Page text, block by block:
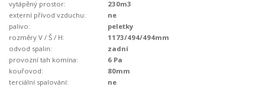
vytápěný prostor:
230m3
externí přívod vzduchu:
ne
palivo:
peletky
rozměry V / Š / H:
1173/494/494mm
odvod spalin:
zadní
provozní tah komína:
6 Pa
kouřovod:
80mm
terciální spalování:
ne